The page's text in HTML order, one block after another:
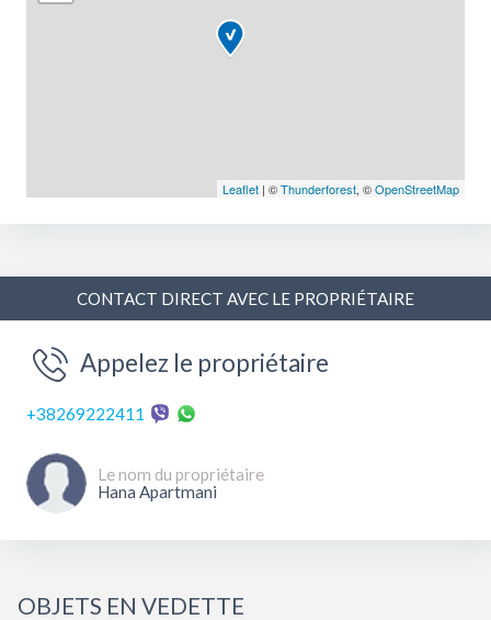
Leaflet | ©Thunderforest, ©OpenStreetMap
CONTACT DIRECT AVEC LE PROPRIÉTAIRE
Appelez le propriétaire
+38269222411
Le nom du propriétaire
Hana Apartmani
OBJETS EN VEDETTE